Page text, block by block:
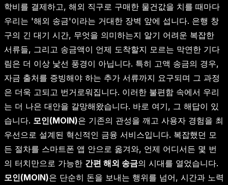
학비를 결제하고, 해외 직구로 구매한 물건값을 치를 때마다
우리는 '해외 송금'이라는 거대한 장벽 앞에 섭니다. 은행 창
구의 긴 대기 시간, 무엇을 의미하는지 알기 어려운 복잡한
서류들, 그리고 송금액이 언제 도착할지 모르는 막연한 기다
림은 더 이상 낯선 풍경이 아닙니다. 특히 고액 송금의 경우,
자금 출처를 증빙해야 하는 추가 서류까지 요구되며 그 과정
은 더욱 고되고 번거로워집니다. 이러한 불편함 속에서 우리
는 더 나은 대안을 갈망해왔습니다. 바로 여기, 그 해답이 있
습니다. 모인(MOIN)은 기존의 관성을 깨고 사용자 경험을 최
우선으로 설계된 혁신적인 금융 서비스입니다. 복잡했던 모
든 절차를 스마트폰 앱 안으로 옮겨와, 언제 어디서든 몇 번
의 터치만으로 가능한 간편 해외 송금의 시대를 열었습니다.
모인(MOIN)은 단순히 돈을 보내는 행위를 넘어, 시간과 노력